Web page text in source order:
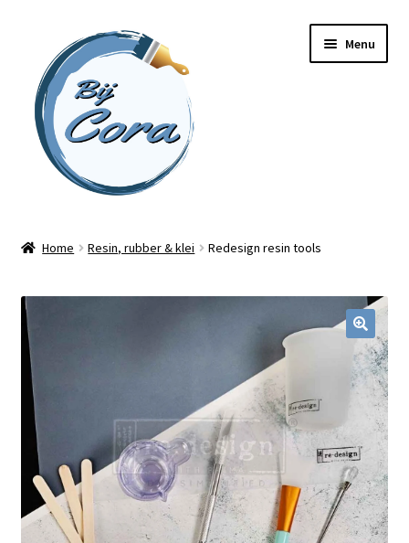
naar
navigatie
inhoud
Menu
Online cursussen
Shop
Blog / DIY / Tutorials
Over mij
Contact
Home Resin, rubber & klei Redesign resin tools